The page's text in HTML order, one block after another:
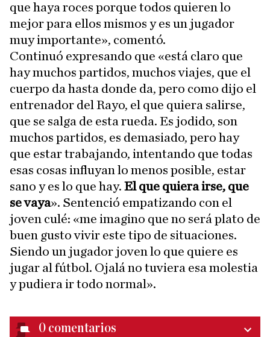
que haya roces porque todos quieren lo
mejor para ellos mismos y es un jugador
muy importante», comentó.
Continuó expresando que «está claro que
hay muchos partidos, muchos viajes, que el
cuerpo da hasta donde da, pero como dijo el
entrenador del Rayo, el que quiera salirse,
que se salga de esta rueda. Es jodido, son
muchos partidos, es demasiado, pero hay
que estar trabajando, intentando que todas
esas cosas influyan lo menos posible, estar
sano y es lo que hay. El que quiera irse, que
se vaya». Sentenció empatizando con el
joven culé: «me imagino que no será plato de
buen gusto vivir este tipo de situaciones.
Siendo un jugador joven lo que quiere es
jugar al fútbol. Ojalá no tuviera esa molestia
y pudiera ir todo normal».
0 comentarios